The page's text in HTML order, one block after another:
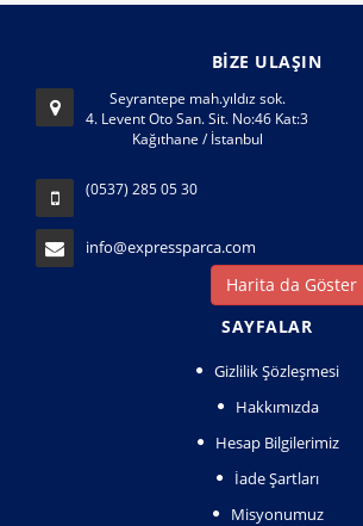
BİZE ULAŞIN
Seyrantepe mah.yıldız sok.
4. Levent Oto San. Sit. No:46 Kat:3
Kağıthane / İstanbul
(0537) 285 05 30
info@expressparca.com
Harita da Göster
SAYFALAR
Gizlilik Şözleşmesi
Hakkımızda
Hesap Bilgilerimiz
İade Şartları
Misyonumuz